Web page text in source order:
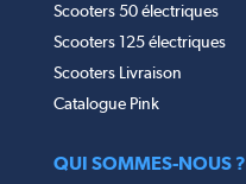
Scooters 50 électriques
Scooters 125 électriques
Scooters Livraison
Catalogue Pink
QUI SOMMES-NOUS ?